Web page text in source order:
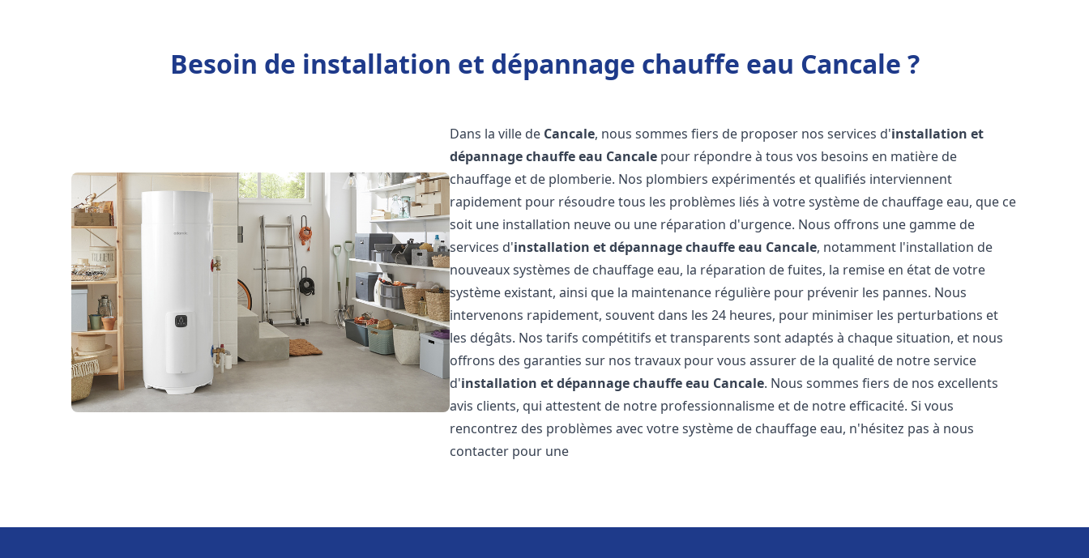
Besoin de installation et dépannage chauffe eau Cancale ?
Dans la ville de Cancale, nous sommes fiers de proposer nos services d'installation et
dépannage chauffe eau Cancale pour répondre à tous vos besoins en matière de
chauffage et de plomberie. Nos plombiers expérimentés et qualifiés interviennent
rapidement pour résoudre tous les problèmes liés à votre système de chauffage eau, que ce
soit une installation neuve ou une réparation d'urgence. Nous offrons une gamme de
services d'installation et dépannage chauffe eau Cancale, notamment l'installation de
nouveaux systèmes de chauffage eau, la réparation de fuites, la remise en état de votre
système existant, ainsi que la maintenance régulière pour prévenir les pannes. Nous
intervenons rapidement, souvent dans les 24 heures, pour minimiser les perturbations et
les dégâts. Nos tarifs compétitifs et transparents sont adaptés à chaque situation, et nous
offrons des garanties sur nos travaux pour vous assurer de la qualité de notre service
d'installation et dépannage chauffe eau Cancale. Nous sommes fiers de nos excellents
avis clients, qui attestent de notre professionnalisme et de notre efficacité. Si vous
rencontrez des problèmes avec votre système de chauffage eau, n'hésitez pas à nous
contacter pour une